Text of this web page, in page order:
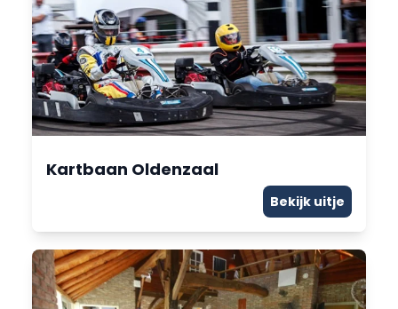
Kartbaan Oldenzaal
Bekijk uitje